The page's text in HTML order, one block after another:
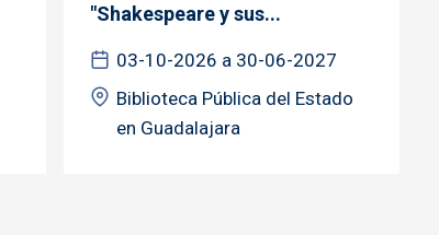
"Shakespeare y sus...
03-10-2026 a 30-06-2027
Biblioteca Pública del Estado
en Guadalajara